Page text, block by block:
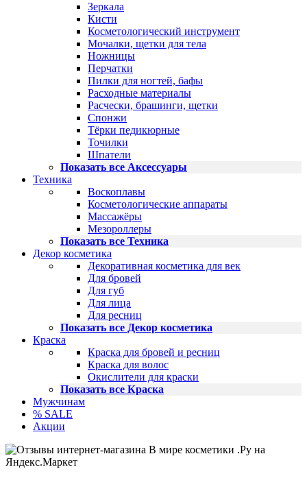
Зеркала
Кисти
Косметологический инструмент
Мочалки, щетки для тела
Ножницы
Перчатки
Пилки для ногтей, бафы
Расходные материалы
Расчески, брашинги, щетки
Спонжи
Тёрки педикюрные
Точилки
Шпатели
Показать все Аксессуары
Техника
Воскоплавы
Косметологические аппараты
Массажёры
Мезороллеры
Показать все Техника
Декор косметика
Декоративная косметика для век
Для бровей
Для губ
Для лица
Для ресниц
Показать все Декор косметика
Краска
Краска для бровей и ресниц
Краска для волос
Окислители для краски
Показать все Краска
Мужчинам
% SALE
Акции